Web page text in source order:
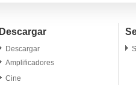
Descargar
Descargar
Amplificadores
Cine